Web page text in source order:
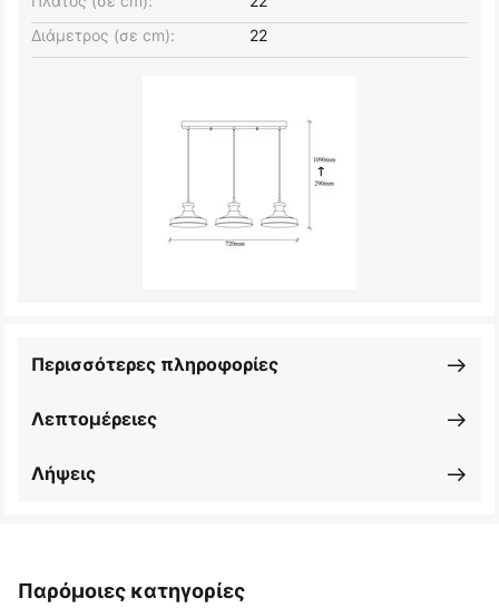
Διάμετρος (σε cm):
22
Λεπτομέρειες
Περισσότερες πληροφορίες
Λήψεις
Παρόμοιες κατηγορίες